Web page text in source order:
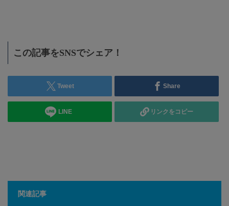
この記事をSNSでシェア！
Tweet Share
LINE リンクをコピー
関連記事